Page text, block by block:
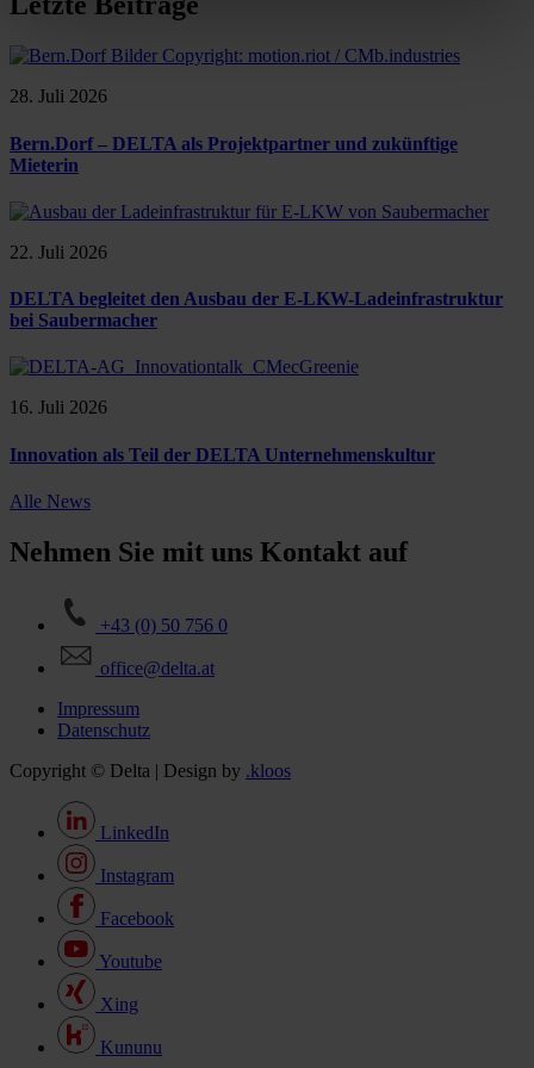
28. Juli 2026
Bern.Dorf – DELTA als Projektpartner und zukünftige
Mieterin
22. Juli 2026
DELTA begleitet den Ausbau der E-LKW-Ladeinfrastruktur
bei Saubermacher
16. Juli 2026
Innovation als Teil der DELTA Unternehmenskultur
Alle News
Nehmen Sie mit uns Kontakt auf
+43 (0) 50 756 0
office@delta.at
Impressum
Datenschutz
Copyright © Delta | Design by .kloos
LinkedIn
Instagram
Facebook
Youtube
Xing
Kununu